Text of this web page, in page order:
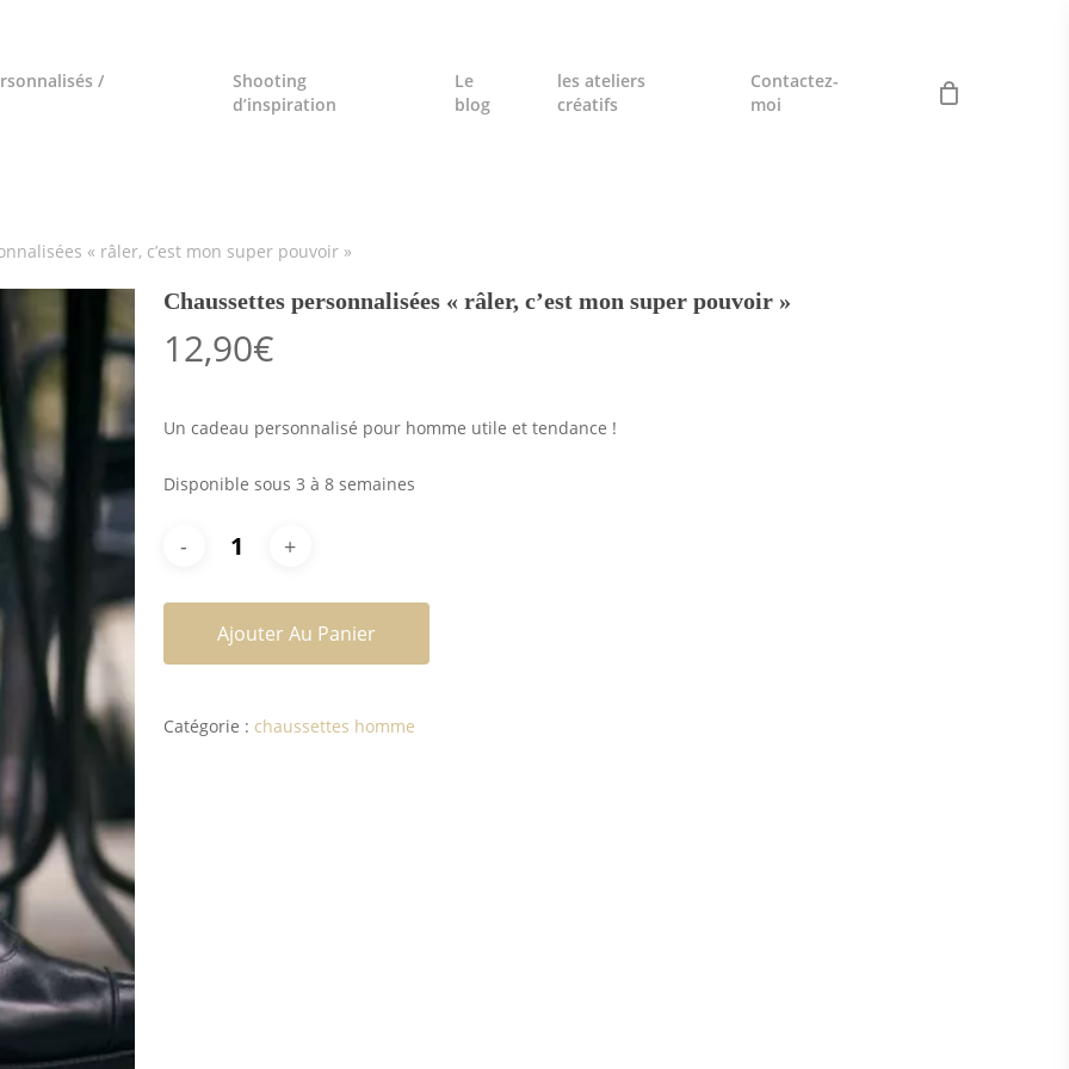
/
Shooting
d’inspiration
Le
blog
les ateliers
créatifs
Contactez-
moi
« râler, c’est mon super pouvoir »
Chaussettes personnalisées « râler, c’est mon super pouvoir »
12,90€
Un cadeau personnalisé pour homme utile et tendance !
Disponible sous 3 à 8 semaines
Ajouter Au Panier
Catégorie : chaussettes homme